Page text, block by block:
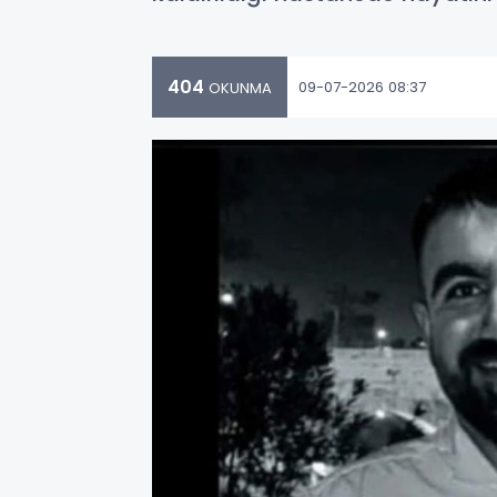
404 OKUNMA 09-07-2026 08:37